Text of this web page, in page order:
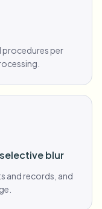
procedures per
blur
and records, and